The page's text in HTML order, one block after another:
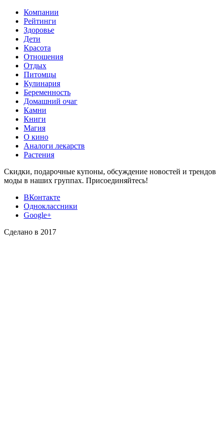
Компании
Рейтинги
Здоровье
Дети
Красота
Отношения
Отдых
Питомцы
Кулинария
Беременность
Домашний очаг
Камни
Книги
Магия
О кино
Аналоги лекарств
Растения
Скидки, подарочные купоны, обсуждение новостей и трендов
моды в наших группах. Присоединяйтесь!
ВКонтакте
Одноклассники
Google+
Сделано в 2017